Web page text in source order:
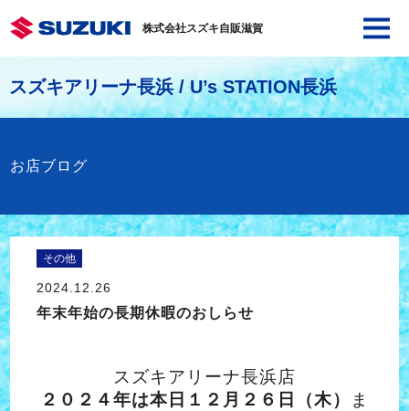
株式会社スズキ自販滋賀
スズキアリーナ長浜 / U’s STATION長浜
お店ブログ
その他
2024.12.26
年末年始の長期休暇のおしらせ
スズキアリーナ長浜店
２０２４年は本日１２月２６日（木）
ま